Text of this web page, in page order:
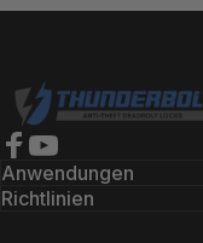
Thunderbolt-Schlösser
Facebook
YouTube
Anwendungen
Richtlinien